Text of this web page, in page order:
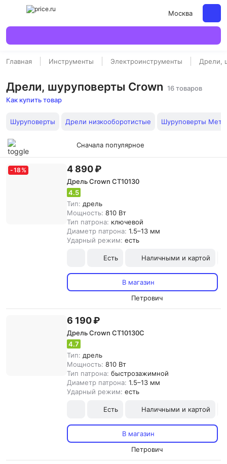
Москва
Главная Инструменты Электроинструменты Дрели,
Дрели, шуруповерты Crown 16 товаров
Как купить товар
Шуруповерты Дрели низкооборотистые Шуруповерты
Сначала популярное
-18 % 4 890 ₽
Дрель Crown CT10130
4.5
Тип: дрель
Мощность: 810 Вт
Тип патрона: ключевой
Диаметр патрона: 1.5–13 мм
Ударный режим: есть
Есть Наличными и картой
В магазин
Петрович
6 190 ₽
Дрель Crown CT10130C
4.7
Тип: дрель
Мощность: 810 Вт
Тип патрона: быстрозажимной
Диаметр патрона: 1.5–13 мм
Ударный режим: есть
Есть Наличными и картой
В магазин
Петрович